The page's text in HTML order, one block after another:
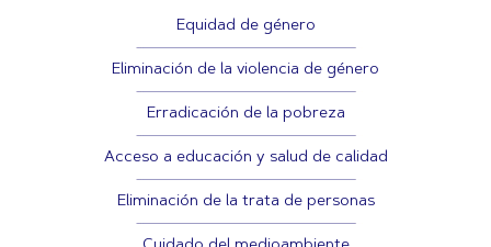
Equidad de género
Eliminación de la violencia de género
Erradicación de la pobreza
Acceso a educación y salud de calidad
Eliminación de la trata de personas